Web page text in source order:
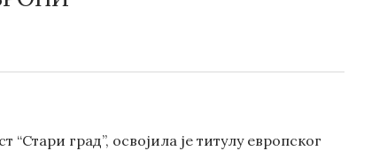
град”, освојила је титулу европског